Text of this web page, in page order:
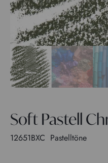
Soft Pastell
12651BXC Pastelltöne